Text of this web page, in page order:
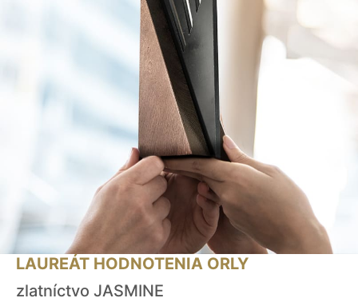
LAUREÁT HODNOTENIA ORLY
zlatníctvo JASMINE